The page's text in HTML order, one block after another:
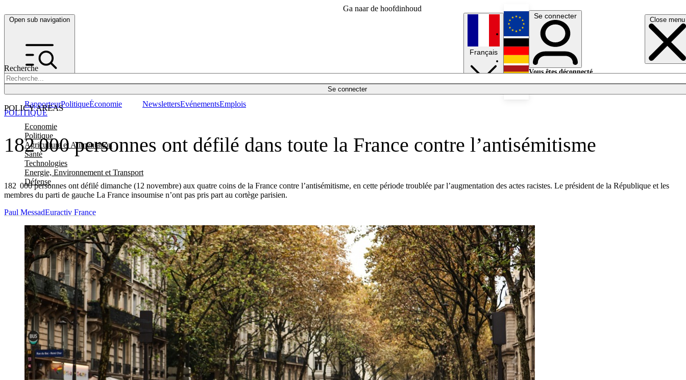
Ga naar de hoofdinhoud
Open sub navigation Close menu
Recherche
Se connecter
POLICY AREAS
Economie
Politique
Agriculture et Alimentation
Santé
Technologies
Energie, Environnement et Transport
Défense
RapporteurPolitiqueÉconomie NewslettersEvénementsEmplois
Français
English
Deutsch
Se connecter
Vous êtes déconnecté.
182 000 personnes ont défilé dans toute la France contre l’antisémitisme
182 000 personnes ont défilé dimanche (12 novembre) aux quatre coins de la France contre l’antisémitisme, en cette période troublée par l’augmentation des actes racistes. Le président de la République et les
membres du parti de gauche La France insoumise n’ont pas pris part au cortège parisien.
POLITIQUE
Paul MessadEuractiv France